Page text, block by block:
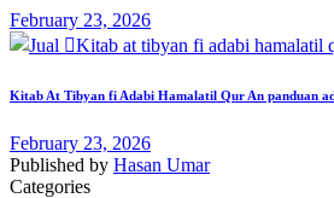
February 23, 2026
Kitab At Tibyan fi Adabi Hamalatil Qur An panduan
February 23, 2026
Published by Hasan Umar
Categories